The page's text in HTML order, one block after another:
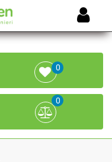
0
0